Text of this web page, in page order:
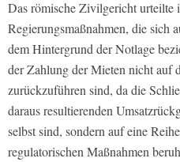
Das römische Zivilgericht urteilte
Regierungsmaßnahmen, die sich
dem Hintergrund der Notlage
der Zahlung der Mieten nicht auf
zurückzuführen sind, da die
daraus resultierenden
selbst sind, sondern auf eine
regulatorischen Maßnahmen